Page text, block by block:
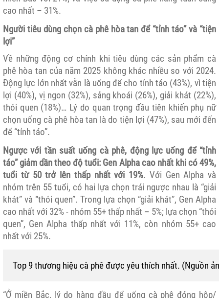
cao nhất – 31%.
Người tiêu dùng chọn cà phê hòa tan để “tỉnh táo” và “tiện
lợi”
Về những động cơ chính khi tiêu dùng các sản phẩm cà
phê hòa tan của năm 2025 không khác nhiều so với 2024.
Động lực lớn nhất vẫn là uống để cho tỉnh táo (43%), vì tiện
lợi (40%), vị ngon (32%), sảng khoái (26%), giải khát (22%),
thói quen (18%)… Lý do quan trọng đầu tiên khiến phụ nữ
chọn uống cà phê hòa tan là do tiện lợi (47%), sau mới đến
để “tỉnh táo”.
Ngược với tần suất uống cà phê, động lực uống để “tỉnh
táo” giảm dần theo độ tuổi: Gen Alpha cao nhất khi có 49%,
tuổi từ 50 trở lên thấp nhất với 19%. Với Gen Alpha và
nhóm trên 55 tuổi, có hai lựa chọn trái ngược nhau là “giải
khát” và “thói quen”. Trong lựa chọn “giải khát”, Gen Alpha
cao nhất với 32% - nhóm 55+ thấp nhất – 5%; lựa chọn “thói
quen”, Gen Alpha thấp nhất với 11%, còn nhóm 55+ cao
nhất với 25%.
Top 9 thương hiệu cà phê được yêu thích nhất. (Nguồn
“Ở miền Bắc, lý do hàng đầu để uống cà phê đóng hộp/